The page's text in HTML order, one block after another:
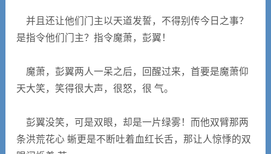
并且还让他们门主以天道发誓，不得别传今日之事？
是指令他们门主？指令魔萧，彭翼！
魔萧，彭翼两人一呆之后，回醒过来，首要是魔萧仰
天大笑，笑得很大声，很怒，很 气。
彭翼没笑，可是双眼，却是一片绿雾！而他双臂那两
条洪荒花心 蜥更是不断吐着血红长舌，那让人惊悸的双